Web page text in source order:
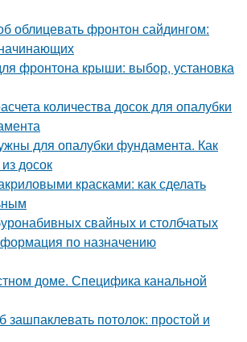
облицевать фронтон сайдингом:
фронтона крыши: выбор, установка
количества досок для опалубки
для опалубки фундамента. Как
досок
красками: как сделать
свайных и столбчатых
по назначению
доме. Специфика канальной
зашпаклевать потолок: простой и